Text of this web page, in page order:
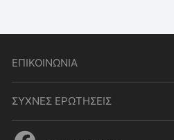
ΕΠΙΚΟΙΝΩΝΙΑ
ΣΥΧΝΕΣ ΕΡΩΤΗΣΕΙΣ